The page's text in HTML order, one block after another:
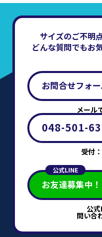
サイズのご不明
どんな質問でもお
お問合せフォ
メール
048-501-
受付
公式LINE
お友達募集中！
公式
問い合